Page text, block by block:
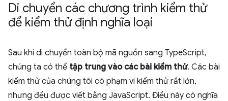
Di chuyển các chương trình kiểm thử
để kiểm thử định nghĩa loại
Sau khi di chuyển toàn bộ mã nguồn sang TypeScript,
chúng ta có thể tập trung vào các bài kiểm thử. Các bài
kiểm thử của chúng tôi có phạm vi kiểm thử rất lớn,
nhưng đều được viết bằng JavaScript. Điều này có nghĩa